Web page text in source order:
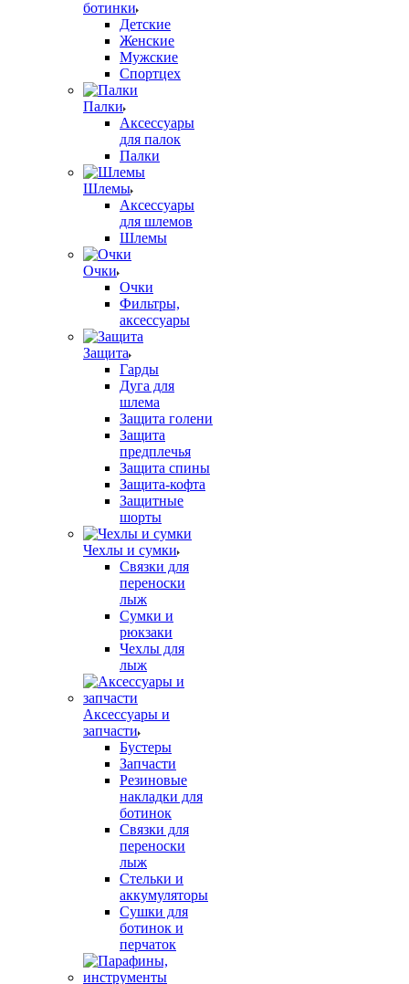
ботинки
Детские
Женские
Мужские
Спортцех
Палки
Аксессуары
для палок
Палки
Шлемы
Аксессуары
для шлемов
Шлемы
Очки
Очки
Фильтры,
аксессуары
Защита
Гарды
Дуга для
шлема
Защита голени
Защита
предплечья
Защита спины
Защита-кофта
Защитные
шорты
Чехлы и сумки
Связки для
переноски
лыж
Сумки и
рюкзаки
Чехлы для
лыж
Аксессуары и
запчасти
Бустеры
Запчасти
Резиновые
накладки для
ботинок
Связки для
переноски
лыж
Стельки и
аккумуляторы
Сушки для
ботинок и
перчаток